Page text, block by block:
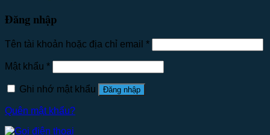
Đăng nhập
Tên tài khoản hoặc địa chỉ email *
Mật khẩu *
Ghi nhớ mật khẩu Đăng nhập
Quên mật khẩu?